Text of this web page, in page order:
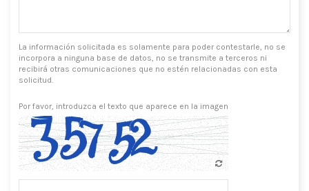
La información solicitada es solamente para poder contestarle, no se
incorpora a ninguna base de datos, no se transmite a terceros ni
recibirá otras comunicaciones que no estén relacionadas con esta
solicitud.
Por favor, introduzca el texto que aparece en la imagen